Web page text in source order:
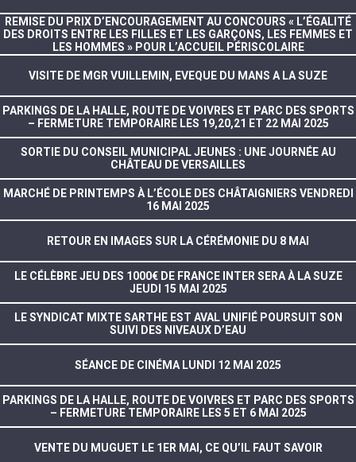
REMISE DU PRIX D’ENCOURAGEMENT AU CONCOURS « L’ÉGALITÉ
DES DROITS ENTRE LES FILLES ET LES GARÇONS, LES FEMMES ET
LES HOMMES » POUR L’ACCUEIL PÉRISCOLAIRE
VISITE DE MGR VUILLEMIN, EVEQUE DU MANS A LA SUZE
PARKINGS DE LA HALLE, ROUTE DE VOIVRES ET PARC DES SPORTS
– FERMETURE TEMPORAIRE LES 19,20,21 ET 22 MAI 2025
SORTIE DU CONSEIL MUNICIPAL JEUNES : UNE JOURNÉE AU
CHÂTEAU DE VERSAILLES
MARCHÉ DE PRINTEMPS À L’ÉCOLE DES CHÂTAIGNIERS VENDREDI
16 MAI 2025
RETOUR EN IMAGES SUR LA CÉRÉMONIE DU 8 MAI
LE CÉLÈBRE JEU DES 1000€ DE FRANCE INTER SERA À LA SUZE
JEUDI 15 MAI 2025
LE SYNDICAT MIXTE SARTHE EST AVAL UNIFIÉ POURSUIT SON
SUIVI DES NIVEAUX D’EAU
SÉANCE DE CINÉMA LUNDI 12 MAI 2025
PARKINGS DE LA HALLE, ROUTE DE VOIVRES ET PARC DES SPORTS
– FERMETURE TEMPORAIRE LES 5 ET 6 MAI 2025
VENTE DU MUGUET LE 1ER MAI, CE QU’IL FAUT SAVOIR